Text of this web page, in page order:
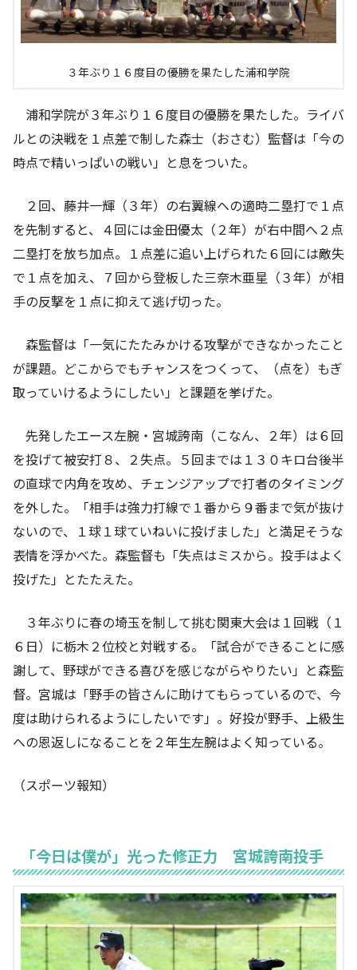
３年ぶり１６度目の優勝を果たした浦和学院
浦和学院が３年ぶり１６度目の優勝を果たした。ライバ
ルとの決戦を１点差で制した森士（おさむ）監督は「今の
時点で精いっぱいの戦い」と息をついた。
２回、藤井一輝（３年）の右翼線への適時二塁打で１点
を先制すると、４回には金田優太（２年）が右中間へ２点
二塁打を放ち加点。１点差に追い上げられた６回には敵失
で１点を加え、７回から登板した三奈木亜星（３年）が相
手の反撃を１点に抑えて逃げ切った。
森監督は「一気にたたみかける攻撃ができなかったこと
が課題。どこからでもチャンスをつくって、（点を）もぎ
取っていけるようにしたい」と課題を挙げた。
先発したエース左腕・宮城誇南（こなん、２年）は６回
を投げて被安打８、２失点。５回までは１３０キロ台後半
の直球で内角を攻め、チェンジアップで打者のタイミング
を外した。「相手は強力打線で１番から９番まで気が抜け
ないので、１球１球ていねいに投げました」と満足そうな
表情を浮かべた。森監督も「失点はミスから。投手はよく
投げた」とたたえた。
３年ぶりに春の埼玉を制して挑む関東大会は１回戦（１
６日）に栃木２位校と対戦する。「試合ができることに感
謝して、野球ができる喜びを感じながらやりたい」と森監
督。宮城は「野手の皆さんに助けてもらっているので、今
度は助けられるようにしたいです」。好投が野手、上級生
への恩返しになることを２年生左腕はよく知っている。
（スポーツ報知）
「今日は僕が」光った修正力 宮城誇南投手